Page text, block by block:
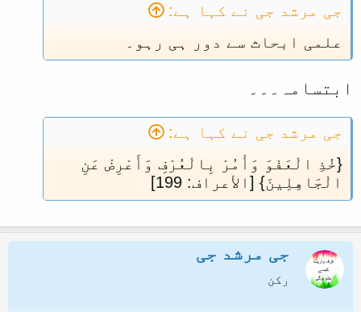
جی مرشد جی نے کہا ہے:
علمی ابحاث سے دور ہی رہو۔
ابتسامہ۔۔۔
جی مرشد جی نے کہا ہے:
{خُذِ الْعَفْوَ وَأْمُرْ بِالْعُرْفِ وَأَعْرِضْ عَنِ
الْجَاهِلِينَ} [الأعراف: 199]
جی مرشد جی
رکن